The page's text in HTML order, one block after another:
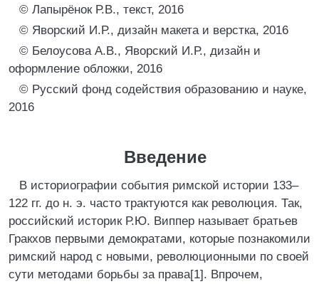
© Лапырёнок Р.В., текст, 2016
© Яворский И.Р., дизайн макета и верстка, 2016
© Белоусова А.В., Яворский И.Р., дизайн и
оформление обложки, 2016
© Русский фонд содействия образованию и науке,
2016
Введение
В историографии события римской истории 133–
122 гг. до н. э. часто трактуются как революция. Так,
российский историк Р.Ю. Виппер называет братьев
Гракхов первыми демократами, которые познакомили
римский народ с новыми, революционными по своей
сути методами борьбы за права[1]. Впрочем,